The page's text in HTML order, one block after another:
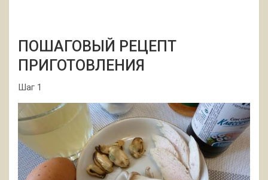
ПОШАГОВЫЙ РЕЦЕПТ
ПРИГОТОВЛЕНИЯ
Шаг 1